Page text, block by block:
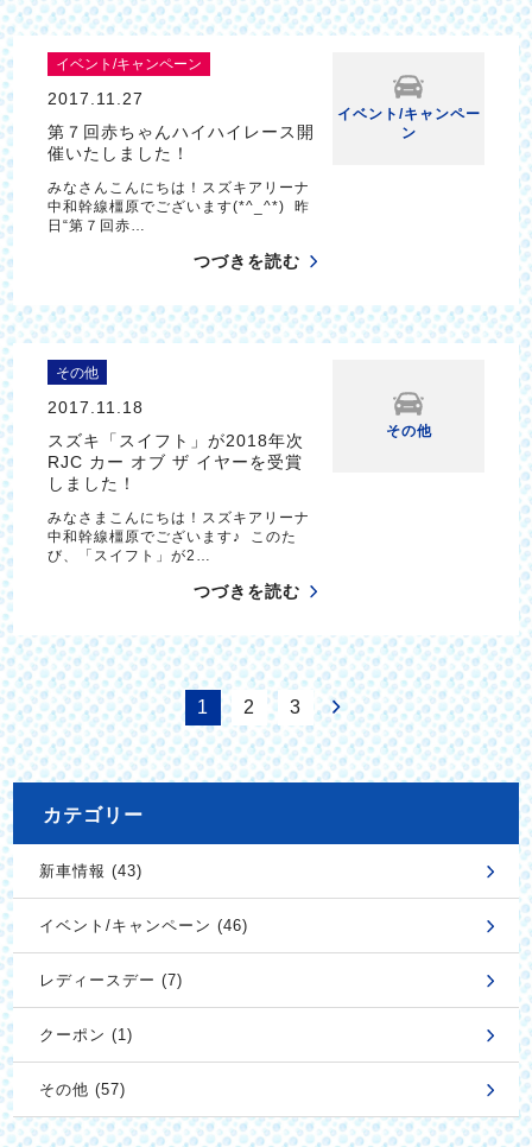
イベント/キャンペーン
2017.11.27
第７回赤ちゃんハイハイレース開
催いたしました！
みなさんこんにちは！スズキアリーナ
中和幹線橿原でございます(*^_^*) 昨
日“第７回赤…
つづきを読む
イベント/キャンペー
ン
その他
2017.11.18
スズキ「スイフト」が2018年次
RJC カー オブ ザ イヤーを受賞
しました！
みなさまこんにちは！スズキアリーナ
中和幹線橿原でございます♪ このた
び、「スイフト」が2…
つづきを読む
その他
1 2 3
カテゴリー
新車情報 (43)
イベント/キャンペーン (46)
レディースデー (7)
クーポン (1)
その他 (57)